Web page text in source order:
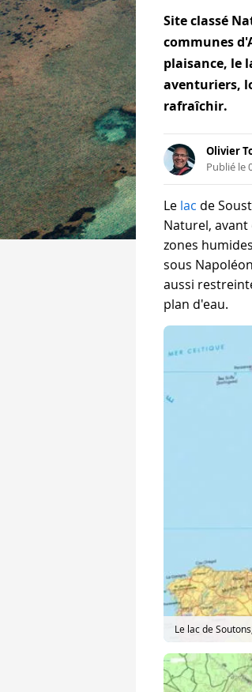
Site classé
communes
plaisance, le
aventuriers,
rafraîchir.
Olivier
Publié le
Le lac de
Naturel, avant
zones
sous
aussi
plan d'eau.
Le lac de